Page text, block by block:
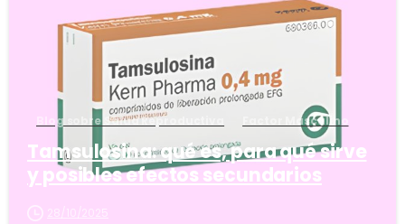
Blog sobre Salud Reproductiva Factor Masculino
Tamsulosina: qué es, para qué sirve
y posibles efectos secundarios
28/10/2025